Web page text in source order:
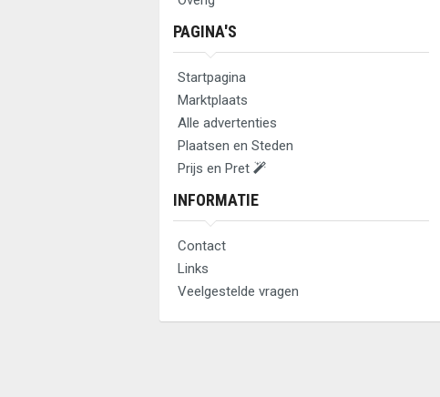
PAGINA'S
Startpagina
Marktplaats
Alle advertenties
Plaatsen en Steden
Prijs en Pret
INFORMATIE
Contact
Links
Veelgestelde vragen